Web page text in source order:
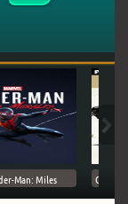
Man: Miles Ghost